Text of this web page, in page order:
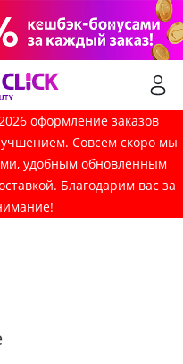
оформление заказов
Совсем скоро мы
удобным обновлённым
Благодарим вас за